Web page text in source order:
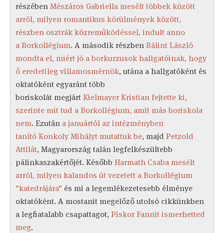
részébenMészáros Gabriella mesélt többek között
arról, milyen romantikus körülmények között,
részben osztrák közreműködéssel, indult anno
a Borkollégium. A második részbenBálint László
mondta el, miért jó a borkurzusok hallgatóinak, hogy
ő eredetileg villamosmérnök, utána a hallgatóként és
oktatóként egyaránt több
boriskolát megjártKielmayer Kristian fejtette ki,
szerinte mit tud a Borkollégium, amit más boriskola
nem. Ezután a januártól az intézményben
tanító Konkoly Mihályt mutattuk be, majd Petzold
Attilát, Magyarország talán legfelkészültebb
pálinkaszakértőjét. Később Harmath Csaba mesélt
arról, milyen kalandos út vezetett a Borkollégium
"katedrájára" és mi a legemlékezetesebb élménye
oktatóként. A mostanit megelőző utolsó cikkünkben
a legfiatalabb csapattagot, Piskor Fannit ismerhetted
meg.